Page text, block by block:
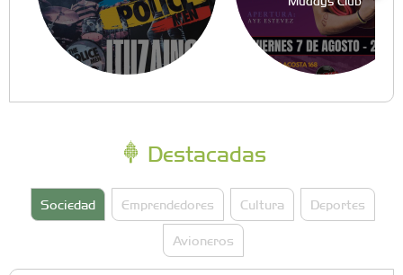
Destacadas
Sociedad Emprendedores Cultura Deportes
Avioneros